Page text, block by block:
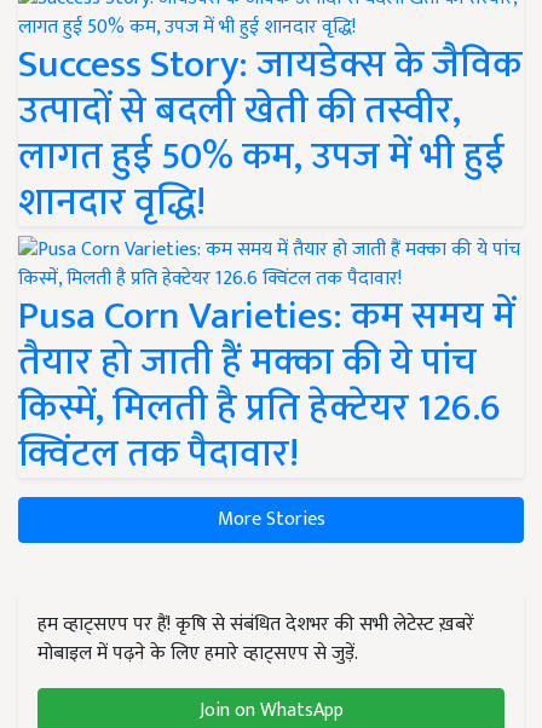
Success Story: जायडेक्स के जैविक
उत्पादों से बदली खेती की तस्वीर,
लागत हुई 50% कम, उपज में भी हुई
शानदार वृद्धि!
Pusa Corn Varieties: कम समय में
तैयार हो जाती हैं मक्का की ये पांच
किस्में, मिलती है प्रति हेक्टेयर 126.6
क्विंटल तक पैदावार!
More Stories
हम व्हाट्सएप पर हैं! कृषि से संबंधित देशभर की सभी लेटेस्ट ख़बरें
मोबाइल में पढ़ने के लिए हमारे व्हाट्सएप से जुड़ें.
Join on WhatsApp